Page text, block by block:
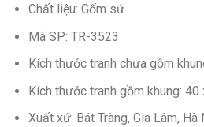
Chất liệu: Gốm sứ
Mã SP: TR-3523
Kích thước tranh chưa gồm
Kích thước tranh gồm khung: 40
Xuất xứ: Bát Tràng, Gia Lâm, Hà